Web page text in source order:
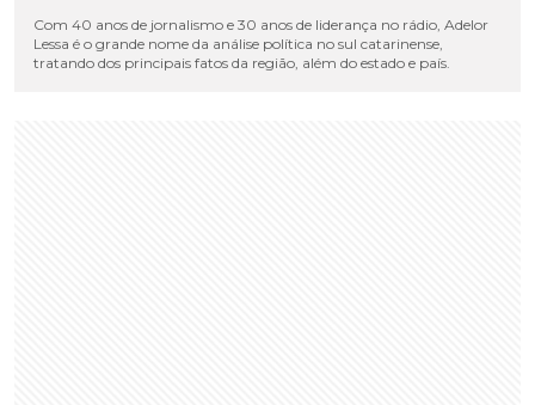
Com 40 anos de jornalismo e 30 anos de liderança no rádio, Adelor
Lessa é o grande nome da análise política no sul catarinense,
tratando dos principais fatos da região, além do estado e país.